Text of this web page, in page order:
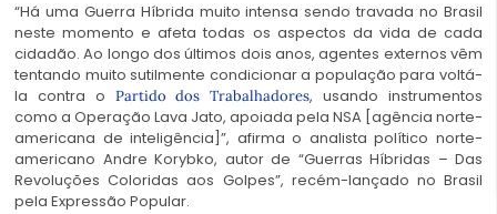
“Há uma Guerra Híbrida muito intensa sendo travada no Brasil
neste momento e afeta todas os aspectos da vida de cada
cidadão. Ao longo dos últimos dois anos, agentes externos vêm
tentando muito sutilmente condicionar a população para voltá-
la contra o Partido dos Trabalhadores, usando instrumentos
como a Operação Lava Jato, apoiada pela NSA [agência norte-
americana de inteligência]”, afirma o analista político norte-
americano Andre Korybko, autor de “Guerras Híbridas – Das
Revoluções Coloridas aos Golpes”, recém-lançado no Brasil
pela Expressão Popular.